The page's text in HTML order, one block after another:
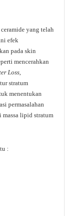
yang telah
efek
pada skin
mencerahkan
Loss
stratum
menentukan
permasalahan
massa lipid stratum
: